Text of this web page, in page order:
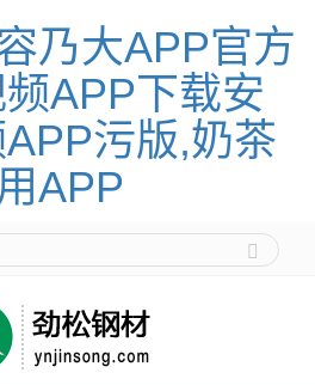
乃大APP官方
APP下载安
污版,奶茶
APP